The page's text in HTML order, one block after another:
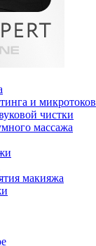
и микротоков
чистки
массажа
макияжа